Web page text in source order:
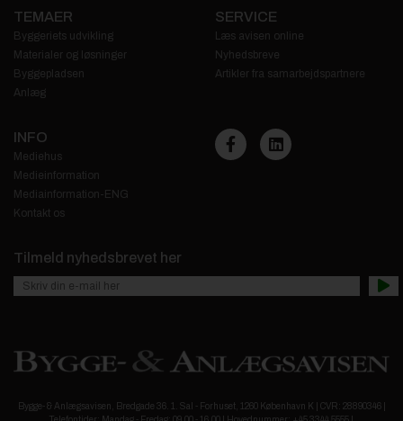
TEMAER
Byggeriets udvikling
Materialer og løsninger
Byggepladsen
Anlæg
SERVICE
Læs avisen online
Nyhedsbreve
Artikler fra samarbejdspartnere
INFO
Mediehus
Medieinformation
Mediainformation-ENG
Kontakt os
Tilmeld nyhedsbrevet her
Bygge- & Anlægsavisen, Bredgade 36. 1. Sal - Forhuset, 1260 København K | CVR: 28890346 |